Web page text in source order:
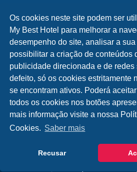
Os cookies neste site podem ser
My Best Hotel para melhorar a
desempenho do site, analisar a
possibilitar a criação de conteúdos
publicidade direcionada e de redes
defeito, só os cookies estritamente
se encontram ativos. Poderá
todos os cookies nos botões
mais informação visite a nossa
Cookies. Saber mais
Recusar
Campismo
Atividades
Restaurantes
A Visitar
INFORMAÇÕES
Política de Privacidade